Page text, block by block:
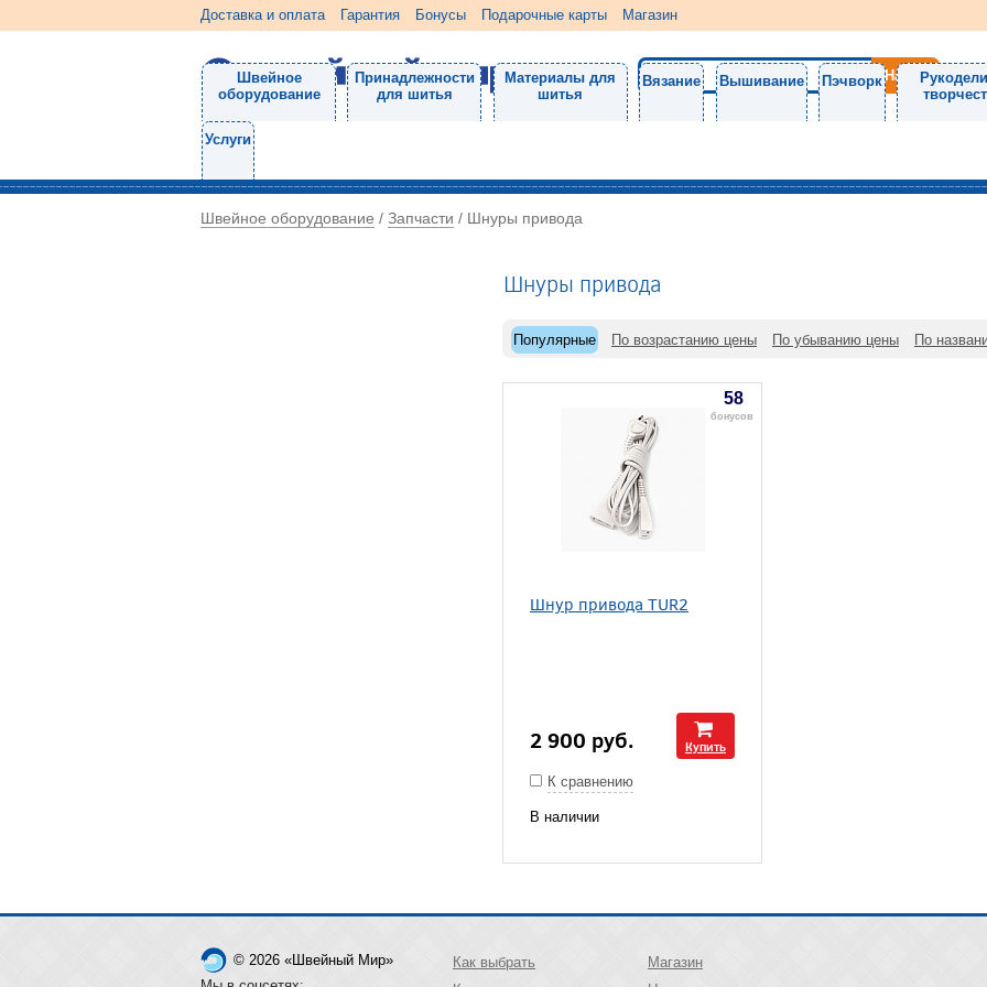
Доставка и оплата Гарантия Бонусы Подарочные карты Магазин
Швейное
оборудование
Принадлежности
для шитья
Материалы для
шитья
Вязание Вышивание Пэчворк
Услуги
Швейное оборудование / Запчасти / Шнуры привода
Шнуры привода
Популярные По возрастанию цены По убыванию цены По
58
бонусов
Шнур привода TUR2
2 900 руб. Купить
К сравнению
В наличии
© 2026 «Швейный Мир»
Как выбрать
Магазин